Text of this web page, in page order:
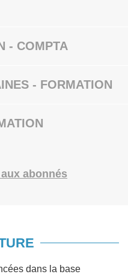
- COMPTA
- FORMATION
abonnés
dans la base